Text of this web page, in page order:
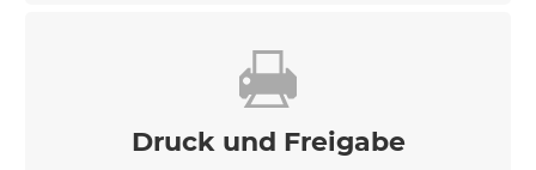
Druck und Freigabe